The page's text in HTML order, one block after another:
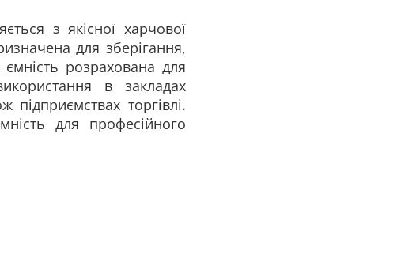
з якісної харчової
для зберігання,
розрахована для
в закладах
торгівлі.
для професійного